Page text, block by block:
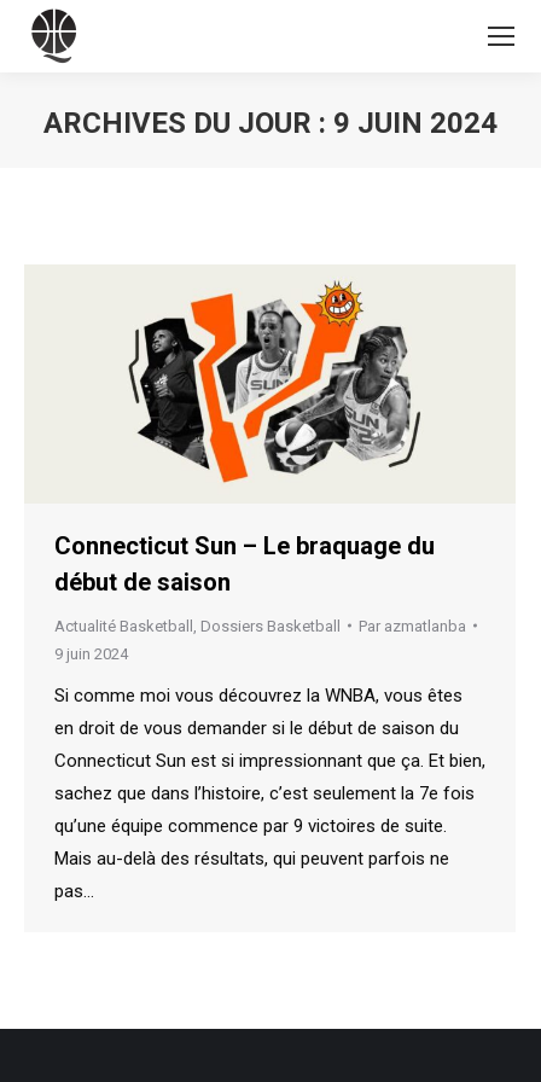
ARCHIVES DU JOUR : 9 JUIN 2024
Connecticut Sun – Le braquage du
début de saison
Actualité Basketball Dossiers Basketball Par azmatlanba
9 juin 2024
Si comme moi vous découvrez la WNBA, vous êtes
en droit de vous demander si le début de saison du
Connecticut Sun est si impressionnant que ça. Et bien,
sachez que dans l’histoire, c’est seulement la 7e fois
qu’une équipe commence par 9 victoires de suite.
Mais au-delà des résultats, qui peuvent parfois ne
pas…